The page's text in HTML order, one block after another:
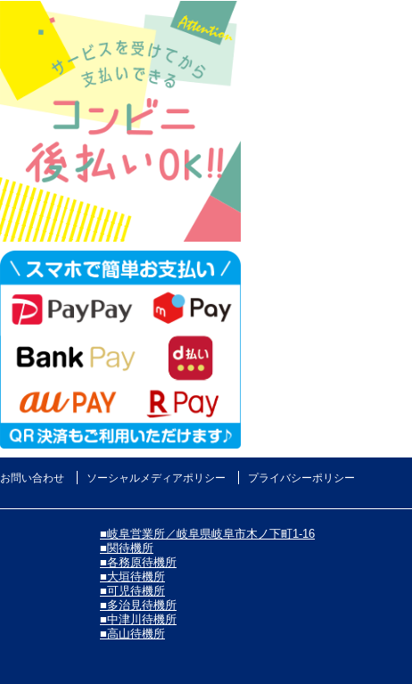
お問い合わせ ソーシャルメディアポリシー
プライバシーポリシー
■岐阜営業所／岐阜県岐阜市木ノ下町1-16
■関待機所
■各務原待機所
■大垣待機所
■可児待機所
■多治見待機所
■中津川待機所
■高山待機所